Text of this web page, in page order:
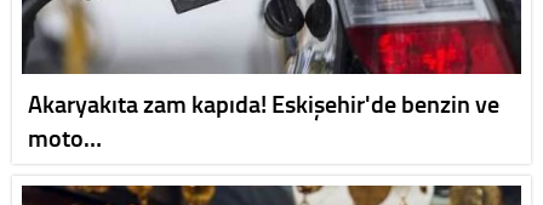
Akaryakıta zam kapıda! Eskişehir'de benzin ve
moto…